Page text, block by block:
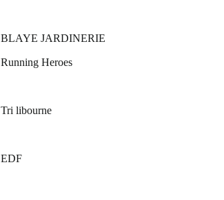
BLAYE JARDINERIE
Running Heroes
Tri libourne
EDF